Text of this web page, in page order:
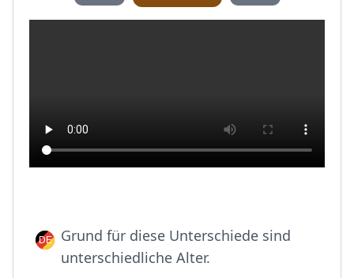
Grund für diese Unterschiede sind
unterschiedliche Alter.